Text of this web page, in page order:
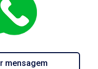
mensagem